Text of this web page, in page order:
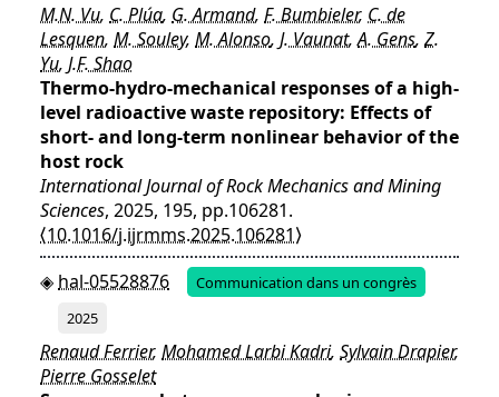
M.N. Vu, C. Plúa, G. Armand, F. Bumbieler, C. de
Lesquen, M. Souley, M. Alonso, J. Vaunat,A. Gens, Z.
Yu, J.F. Shao
Thermo-hydro-mechanical responses of a high-
level radioactive waste repository: Effects of
short- and long-term nonlinear behavior of the
host rock
International Journal of Rock Mechanics and Mining
Sciences, 2025, 195, pp.106281.
⟨10.1016/j.ijrmms.2025.106281⟩
hal-05528876
Communication dans un congrès
2025
Renaud Ferrier, Mohamed Larbi Kadri, Sylvain Drapier,
Pierre Gosselet